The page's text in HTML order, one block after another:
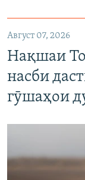
Август 07, 2026
Нақшаи
насби
гӯшаҳои